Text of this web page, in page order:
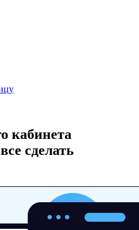
кабинета
сделать